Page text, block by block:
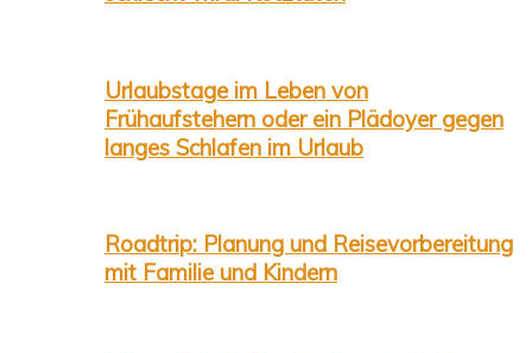
Urlaubstage im Leben von
Frühaufstehern oder ein Plädoyer gegen
langes Schlafen im Urlaub
Roadtrip: Planung und Reisevorbereitung
mit Familie und Kindern